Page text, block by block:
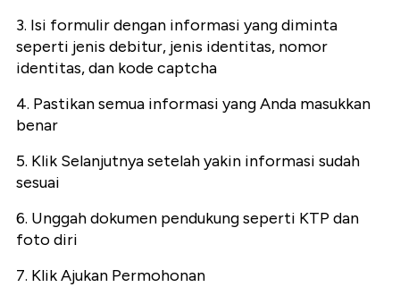
3. Isi formulir dengan informasi yang diminta
seperti jenis debitur, jenis identitas, nomor
identitas, dan kode captcha
4. Pastikan semua informasi yang Anda masukkan
benar
5. Klik Selanjutnya setelah yakin informasi sudah
sesuai
6. Unggah dokumen pendukung seperti KTP dan
foto diri
7. Klik Ajukan Permohonan